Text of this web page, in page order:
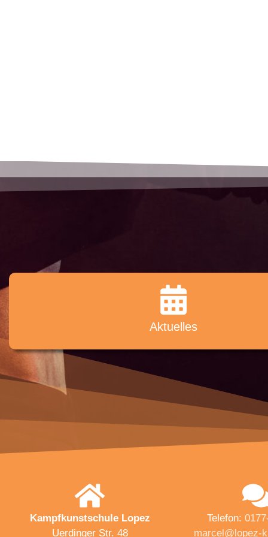
Aktuelles
Kampfkunstschule Lopez
Uerdinger Str. 48
Telefon:
marcel@lopez-